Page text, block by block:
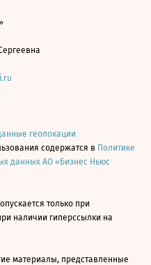
геолокации
содержатся в Политике
данных АО «Бизнес Ньюс
только при
наличии гиперссылки на
материалы, представленные